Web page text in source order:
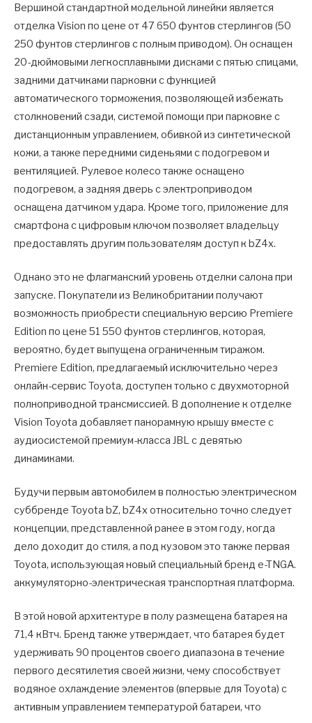
Вершиной стандартной модельной линейки является
отделка Vision по цене от 47 650 фунтов стерлингов (50
250 фунтов стерлингов с полным приводом). Он оснащен
20-дюймовыми легкосплавными дисками с пятью спицами,
задними датчиками парковки с функцией
автоматического торможения, позволяющей избежать
столкновений сзади, системой помощи при парковке с
дистанционным управлением, обивкой из синтетической
кожи, а также передними сиденьями с подогревом и
вентиляцией. Рулевое колесо также оснащено
подогревом, а задняя дверь с электроприводом
оснащена датчиком удара. Кроме того, приложение для
смартфона с цифровым ключом позволяет владельцу
предоставлять другим пользователям доступ к bZ4x.
Однако это не флагманский уровень отделки салона при
запуске. Покупатели из Великобритании получают
возможность приобрести специальную версию Premiere
Edition по цене 51 550 фунтов стерлингов, которая,
вероятно, будет выпущена ограниченным тиражом.
Premiere Edition, предлагаемый исключительно через
онлайн-сервис Toyota, доступен только с двухмоторной
полноприводной трансмиссией. В дополнение к отделке
Vision Toyota добавляет панорамную крышу вместе с
аудиосистемой премиум-класса JBL с девятью
динамиками.
Будучи первым автомобилем в полностью электрическом
суббренде Toyota bZ, bZ4x относительно точно следует
концепции, представленной ранее в этом году, когда
дело доходит до стиля, а под кузовом это также первая
Toyota, использующая новый специальный бренд e-TNGA.
аккумуляторно-электрическая транспортная платформа.
В этой новой архитектуре в полу размещена батарея на
71,4 кВтч. Бренд также утверждает, что батарея будет
удерживать 90 процентов своего диапазона в течение
первого десятилетия своей жизни, чему способствует
водяное охлаждение элементов (впервые для Toyota) с
активным управлением температурой батареи, что